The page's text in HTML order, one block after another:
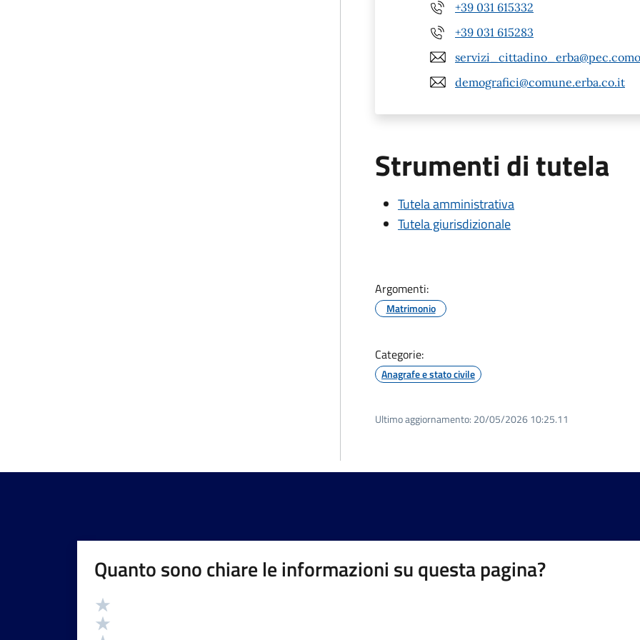
+39 031 615332
+39 031 615283
demografici@comune.erba.co.it
Strumenti di tutela
Tutela amministrativa
Tutela giurisdizionale
Argomenti:
Matrimonio
Categorie:
Anagrafe e stato civile
Ultimo aggiornamento: 20/05/2026 10:25.11
Quanto sono chiare le informazioni su questa pagina?
Valutazione